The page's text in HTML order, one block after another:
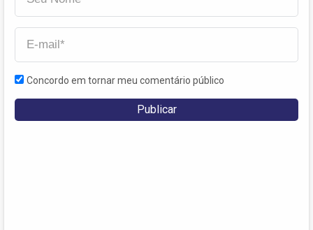
Concordo em tornar meu comentário público